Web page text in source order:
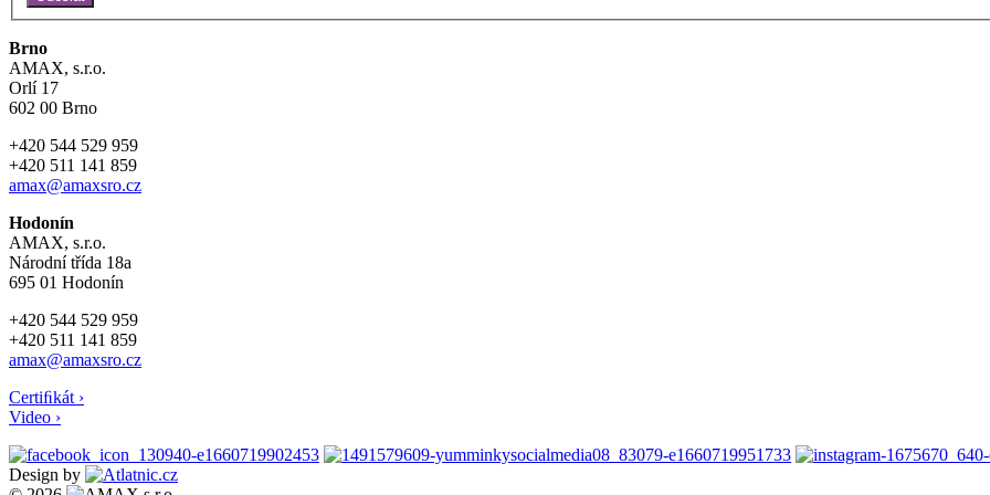
Brno
AMAX, s.r.o.
Orlí 17
602 00 Brno
+420 544 529 959
+420 511 141 859
amax@amaxsro.cz
Hodonín
AMAX, s.r.o.
Národní třída 18a
695 01 Hodonín
+420 544 529 959
+420 511 141 859
amax@amaxsro.cz
Certiﬁkát ›
Video ›
Design by